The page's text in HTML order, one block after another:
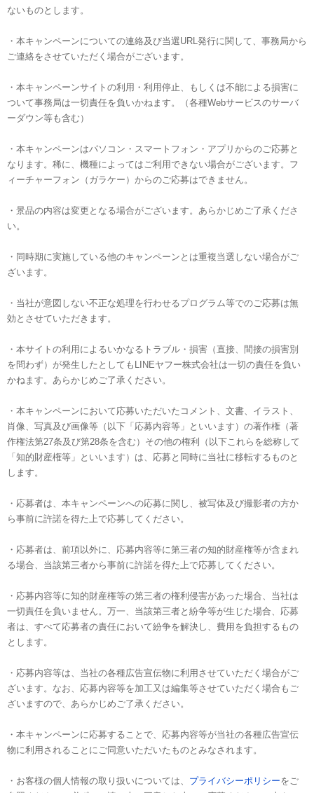
ないものとします。
・本キャンペーンについての連絡及び当選URL発行に関して、事務局から
ご連絡をさせていただく場合がございます。
・本キャンペーンサイトの利用・利用停止、もしくは不能による損害に
ついて事務局は一切責任を負いかねます。（各種Webサービスのサーバ
ーダウン等も含む）
・本キャンペーンはパソコン・スマートフォン・アプリからのご応募と
なります。稀に、機種によってはご利用できない場合がございます。フ
ィーチャーフォン（ガラケー）からのご応募はできません。
・景品の内容は変更となる場合がございます。あらかじめご了承くださ
い。
・同時期に実施している他のキャンペーンとは重複当選しない場合がご
ざいます。
・当社が意図しない不正な処理を行わせるプログラム等でのご応募は無
効とさせていただきます。
・本サイトの利用によるいかなるトラブル・損害（直接、間接の損害別
を問わず）が発生したとしてもLINEヤフー株式会社は一切の責任を負い
かねます。あらかじめご了承ください。
・本キャンペーンにおいて応募いただいたコメント、文書、イラスト、
肖像、写真及び画像等（以下「応募内容等」といいます）の著作権（著
作権法第27条及び第28条を含む）その他の権利（以下これらを総称して
「知的財産権等」といいます）は、応募と同時に当社に移転するものと
します。
・応募者は、本キャンペーンへの応募に関し、被写体及び撮影者の方か
ら事前に許諾を得た上で応募してください。
・応募者は、前項以外に、応募内容等に第三者の知的財産権等が含まれ
る場合、当該第三者から事前に許諾を得た上で応募してください。
・応募内容等に知的財産権等の第三者の権利侵害があった場合、当社は
一切責任を負いません。万一、当該第三者と紛争等が生じた場合、応募
者は、すべて応募者の責任において紛争を解決し、費用を負担するもの
とします。
・応募内容等は、当社の各種広告宣伝物に利用させていただく場合がご
ざいます。なお、応募内容等を加工又は編集等させていただく場合もご
ざいますので、あらかじめご了承ください。
・本キャンペーンに応募することで、応募内容等が当社の各種広告宣伝
物に利用されることにご同意いただいたものとみなされます。
・お客様の個人情報の取り扱いについては、 プライバシーポリシーをご